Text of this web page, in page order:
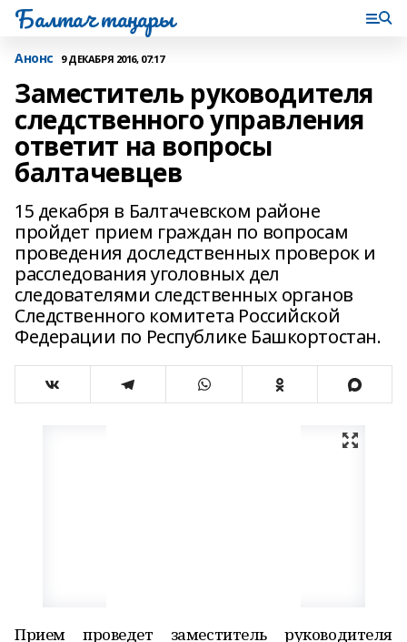
Балтач таңнары
Анонс 9 ДЕКАБРЯ 2016, 07:17
Заместитель руководителя
следственного управления
ответит на вопросы
балтачевцев
15 декабря в Балтачевском районе
пройдет прием граждан по вопросам
проведения доследственных проверок и
расследования уголовных дел
следователями следственных органов
Следственного комитета Российской
Федерации по Республике Башкортостан.
Прием проведет заместитель руководителя